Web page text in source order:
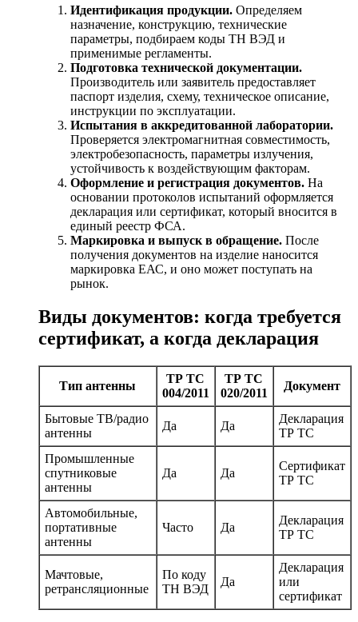
Идентификация продукции. Определяем
назначение, конструкцию, технические
параметры, подбираем коды ТН ВЭД и
применимые регламенты.
Подготовка технической документации.
Производитель или заявитель предоставляет
паспорт изделия, схему, техническое описание,
инструкции по эксплуатации.
Испытания в аккредитованной лаборатории.
Проверяется электромагнитная совместимость,
электробезопасность, параметры излучения,
устойчивость к воздействующим факторам.
Оформление и регистрация документов. На
основании протоколов испытаний оформляется
декларация или сертификат, который вносится в
единый реестр ФСА.
Маркировка и выпуск в обращение. После
получения документов на изделие наносится
маркировка ЕАС, и оно может поступать на
рынок.
Виды документов: когда требуется
сертификат, а когда декларация
Тип антенны
ТР ТС
004/2011
ТР ТС
020/2011
Документ
Бытовые ТВ/радио
антенны
Да Да
Декларация
ТР ТС
Промышленные
спутниковые
антенны
Да Да
Сертификат
ТР ТС
Автомобильные,
портативные
антенны
Часто Да
Декларация
ТР ТС
Мачтовые,
ретрансляционные
По коду
ТН ВЭД
Да
Декларация
или
сертификат